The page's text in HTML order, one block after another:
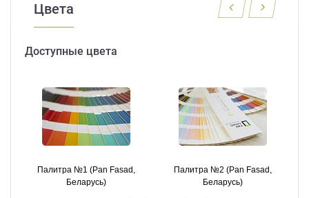
Цвета
Доступные цвета
Палитра №1 (Pan Fasad,
Беларусь)
Палитра №2 (Pan Fasad,
Беларусь)